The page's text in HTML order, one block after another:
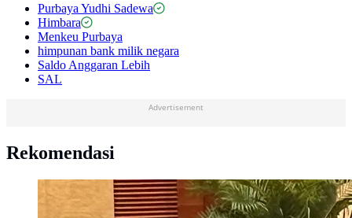
Purbaya Yudhi Sadewa
Himbara
Menkeu Purbaya
himpunan bank milik negara
Saldo Anggaran Lebih
SAL
Advertisement
Rekomendasi